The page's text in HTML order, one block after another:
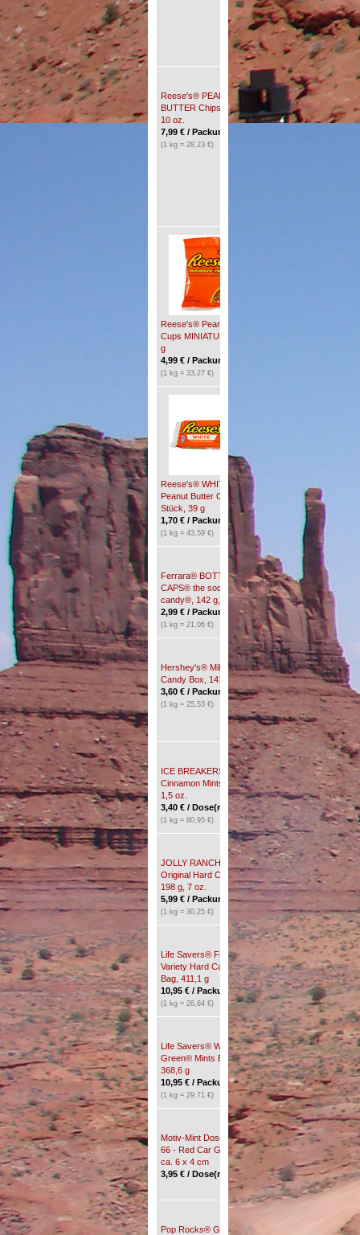
Reese's® PEANUT
BUTTER Chips, 283 g,
10 oz.
7,99 € / Packung(en) *
(1 kg = 28,23 €)
Reese's® Peanut Butter
Cups MINIATURES, 150
g
4,99 € / Packung(en) *
(1 kg = 33,27 €)
Reese's® WHITE
Peanut Butter Cups, 2
Stück, 39 g
1,70 € / Packung(en) *
(1 kg = 43,59 €)
Ferrara® BOTTLE
CAPS® the soda pop
candy®, 142 g, 5 oz.
2,99 € / Packung(en) *
(1 kg = 21,06 €)
Ferrara®
LEMONHEAD® Lemon
Candy, 23 g
0,90 € / Packung(en) *
(1 kg = 39,13 €)
Hershey's® Milk Duds®
Candy Box, 141 g, 5 oz.
3,60 € / Packung(en) *
(1 kg = 25,53 €)
Hershey's®
Whatchamacallit Bar,
45 g, 1,6 oz.
1,89
€*
(1 kg = 42,00 €)
ICE BREAKERS®
Cinnamon Mints, 42 g,
1,5 oz.
3,40 € / Dose(n) *
(1 kg = 80,95 €)
ICE BREAKERS®
Sours Berry Mints, 42
g, 1,5 oz.
3,40 €/ Dose(n) *
(1 kg = 80,95 €)
JOLLY RANCHER®
Original Hard Candy,
198 g, 7 oz.
5,99 € / Packung(en) *
(1 kg = 30,25 €)
Laffy Taffy® Assorted
Fruit Candy, 170 g, 6
oz.
4,80
€/ Packung(en) *
(1 kg = 28,24 €)
Life Savers® Fruit
Variety Hard Candy
Bag, 411,1 g
10,95 € / Packung(en) *
(1 kg = 26,64 €)
Life Savers® Orange
Mints Bag, 177 g, 6.25
oz
5,99
€/ Packung(en) *
(1 kg = 33,84 €)
Life Savers® Wint O
Green® Mints Bag,
368,6 g
10,95 € / Packung(en) *
(1 kg = 29,71 €)
Mike and Ike® MEGA
Mix Chewy Candies,
141 g, 5 oz.
3,20 €/ Packung(en) *
(1 kg = 22,70 €)
Motiv-Mint Dose - Route
66 - Red Car Gas Up,
ca. 6 x 4 cm
3,95 € / Dose(n) *
Nerds® GUMMY
CLUSTERS Candy, 85
g, 3 oz.
2,99 €/ Packung(en) *
(1 kg = 35,18 €)
Pop Rocks® GRAPE